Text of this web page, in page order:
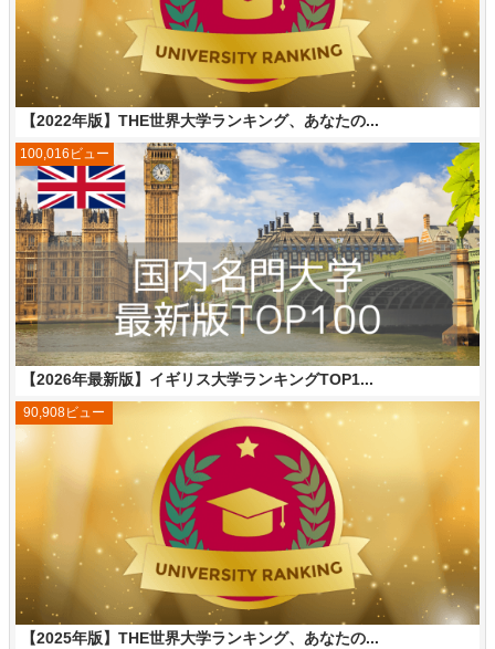
【2022年版】THE世界大学ランキング、あなたの...
【2026年最新版】イギリス大学ランキングTOP1...
100,016ビュー
【2025年版】THE世界大学ランキング、あなたの...
90,908ビュー